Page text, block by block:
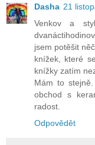
Dasha 21
Venkov a
jsem potěšit
knížek, které
knížky zatím
Mám to
obchod s
radost.
Odpovědět